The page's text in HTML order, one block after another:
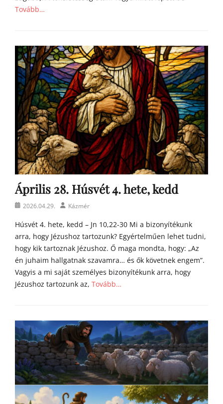
Tovább…
g
o
a
y
a
h
o
m
i
i
Április 28. Húsvét 4. hete, kedd
Posted2026.04.29. AuthorKázmér
Húsvét 4. hete, kedd – Jn 10,22-30 Mi a bizonyítékunk
arra, hogy Jézushoz tartozunk? Egyértelműen lehet tudni,
hogy kik tartoznak Jézushoz. Ő maga mondta, hogy: „Az
én juhaim hallgatnak szavamra… és ők követnek engem”.
Vagyis a mi saját személyes bizonyítékunk arra, hogy
Jézushoz tartozunk az, Tovább…
g
o
s
o
n
a
t